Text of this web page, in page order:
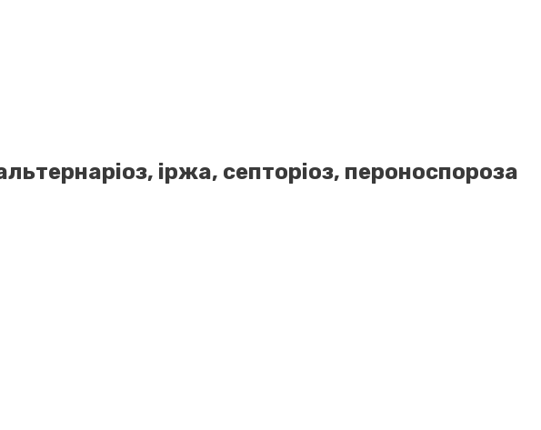
іржа, септоріоз, пероноспороза